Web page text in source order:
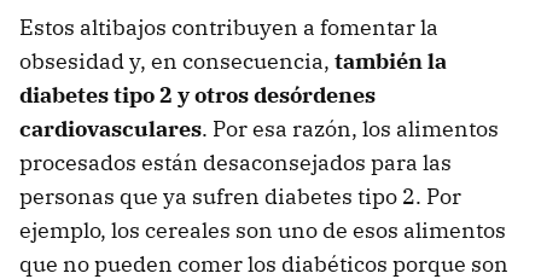
Estos altibajos contribuyen a fomentar la
obsesidad y, en consecuencia, también la
diabetes tipo 2 y otros desórdenes
cardiovasculares. Por esa razón, los alimentos
procesados están desaconsejados para las
personas que ya sufren diabetes tipo 2. Por
ejemplo, los cereales son uno de esos alimentos
que no pueden comer los diabéticos porque son